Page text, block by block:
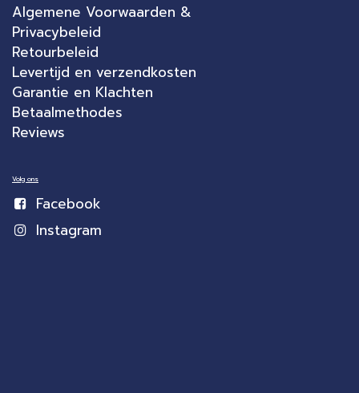
Algemene Voorwaarden &
Privacybeleid
Retourbeleid
Levertijd en verzendkosten
Garantie en Klachten
Betaalmethodes
Reviews
Volg ons
Facebook
Instagram